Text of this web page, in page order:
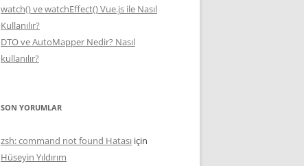
watch() ve watchEffect() Vue.js ile Nasıl
Kullanılır?
DTO ve AutoMapper Nedir? Nasıl
kullanılır?
SON YORUMLAR
zsh: command not found Hatası için
Hüseyin Yıldırım